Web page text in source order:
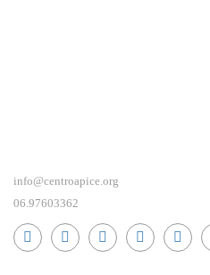
info@centroapice.org
06.97603362